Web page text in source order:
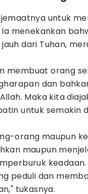
untuk
menekankan
dari Tuhan,
membuat orang
dan
Maka kita
untuk semakin
orang maupun
maupun
keadaan.
peduli dan
tukasnya.